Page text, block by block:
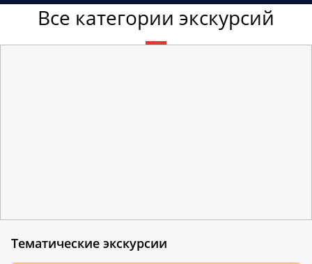
Все категории экскурсий
Тематические экскурсии